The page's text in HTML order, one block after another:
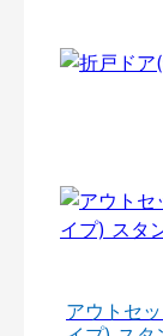
アウトセ